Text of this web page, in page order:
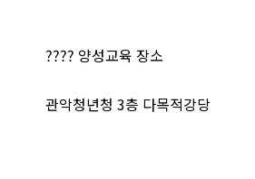
???? 양성교육 장소
관악청년청 3층 다목적강당